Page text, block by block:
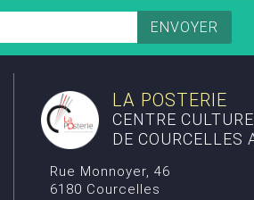
LA POSTERIE
CENTRE
DE COURCELLES
Rue Monnoyer, 46
6180 Courcelles